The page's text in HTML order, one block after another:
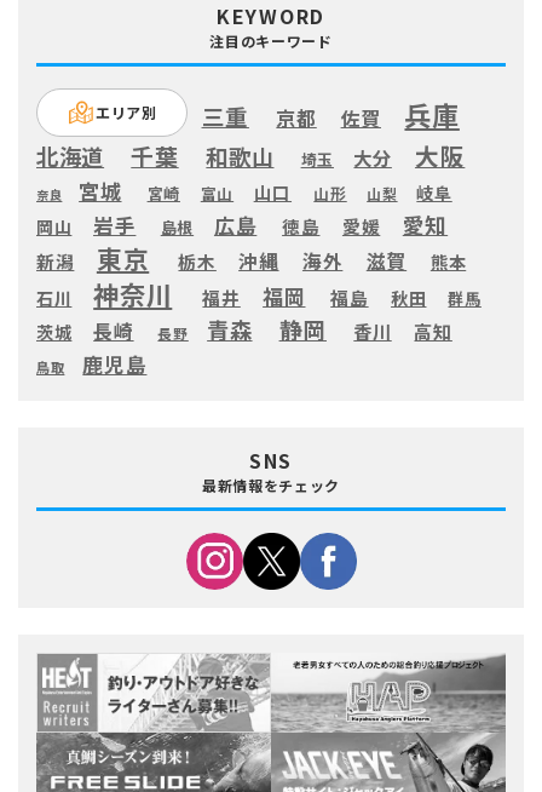
KEYWORD
注目のキーワード
エリア別 三重 京都 佐賀 兵庫
北海道 千葉 和歌山 埼玉 大分 大阪
奈良 宮城 宮崎 富山 山口 山形 山梨
岐阜
岡山
岩手 島根 広島 徳島 愛媛 愛知
新潟 東京 栃木 沖縄 海外 滋賀
熊本
石川
神奈川 福井 福岡 福島 秋田 群馬
茨城 長崎 長野 青森 静岡 香川 高知
鳥取 鹿児島
SNS
最新情報をチェック